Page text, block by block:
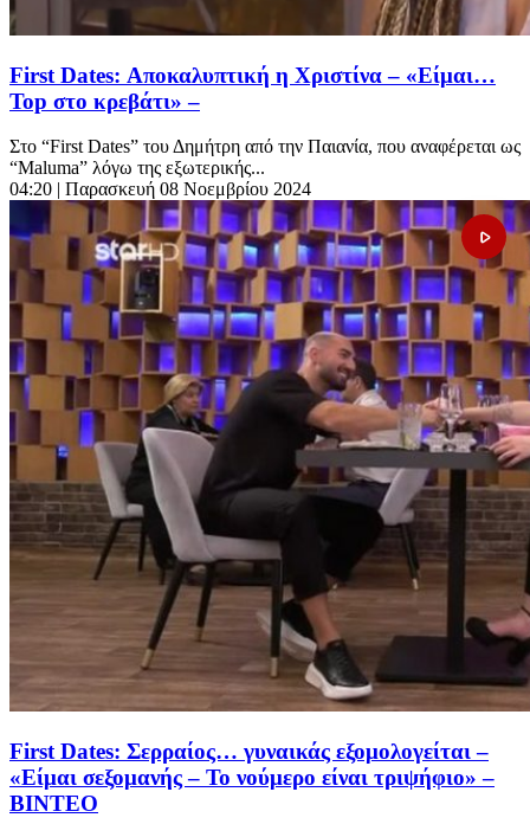
First Dates: Αποκαλυπτική η Χριστίνα – «Είμαι…
Top στο κρεβάτι» –
Στο “First Dates” του Δημήτρη από την Παιανία, που αναφέρεται ως
“Maluma” λόγω της εξωτερικής...
04:20 | Παρασκευή 08 Νοεμβρίου 2024
First Dates: Σερραίος… γυναικάς εξομολογείται –
«Είμαι σεξομανής – Το νούμερο είναι τριψήφιο» –
ΒΙΝΤΕΟ